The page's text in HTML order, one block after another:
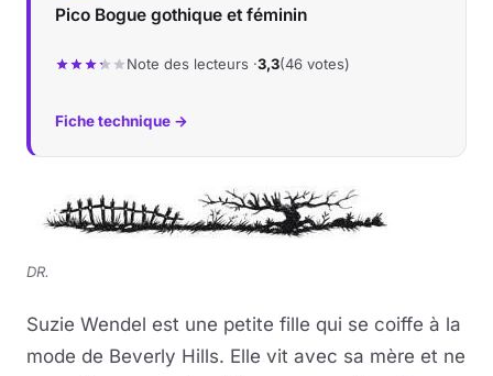
Pico Bogue gothique et féminin
Note des lecteurs ·3,3(46 votes)
Fiche technique →
DR.
Suzie Wendel est une petite fille qui se coiffe à la
mode de Beverly Hills. Elle vit avec sa mère et ne